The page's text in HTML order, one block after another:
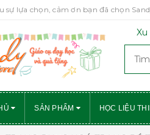
sự lựa chọn, cảm ơn bạn đã chọn
SẢN PHẨM HỌC LIỆU